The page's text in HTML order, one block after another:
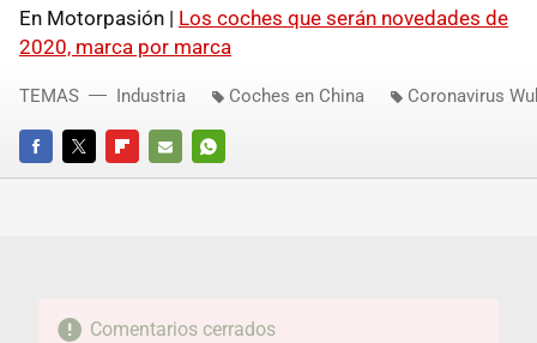
En Motorpasión | Los coches que serán novedades de
2020, marca por marca
FACEBOOKTWITTERFLIPBOARD
E-
WHATSAPP
TEMAS Industria Coches en China Coronavirus
Comentarios cerrados